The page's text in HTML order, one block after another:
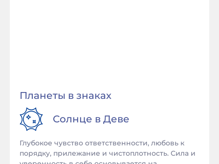
Планеты в знаках
Солнце в Деве
Глубокое чувство ответственности, любовь к
порядку, прилежание и чистоплотность. Сила и